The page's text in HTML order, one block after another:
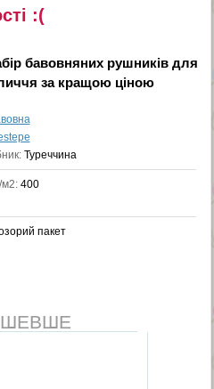
:(
бавовняних рушників для
за кращою ціною
Туреччина
м2: 400
пакет